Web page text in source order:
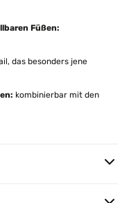
Füßen:
das besonders jene
kombinierbar mit den